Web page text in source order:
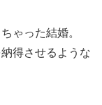
ゃった結婚。
得させるような